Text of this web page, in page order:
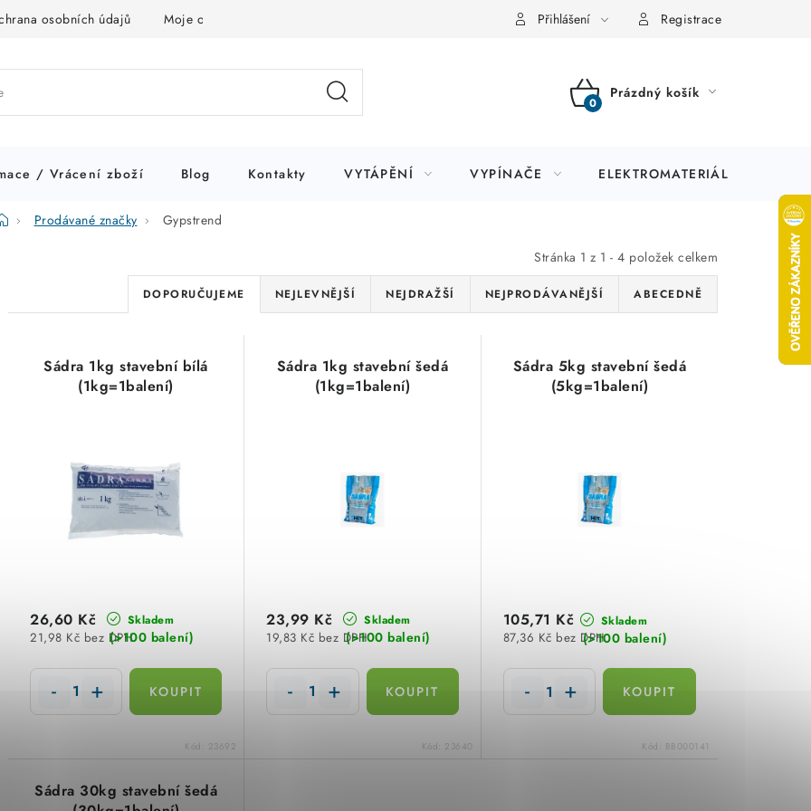
osobních údajů Moje objednávka Přihlášení Registrace
NÁKUPNÍ
Prázdný košík
/ Vrácení zboží Blog Kontakty VYTÁPĚNÍ VYPÍNAČE ELEKTROMATERIÁL
DomůProdávané značky Gypstrend
Stránka 1 z 1 - 4 položek celkem
Ř
a
z
e
í
p
r
u
k
t
DOPORUČUJEME NEJLEVNĚJŠÍ NEJDRAŽŠÍ NEJPRODÁVANĚJŠÍ ABECEDNĚ
Sádra 1kg stavební bílá
(1kg=1balení)
Skladem
(>100 balení)
21,98 Kč bez DPH
26,60 Kč
Kód: 23692
Sádra 1kg stavební šedá
(1kg=1balení)
Skladem
(>100 balení)
19,83 Kč bez DPH
23,99 Kč
Kód: 23640
Sádra 5kg stavební šedá
(5kg=1balení)
Skladem
(>100 balení)
87,36 Kč bez DPH
105,71 Kč
Kód: BB000141
Sádra 30kg stavební šedá